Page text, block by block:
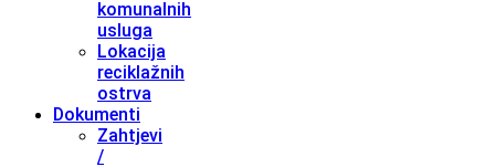
komunalnih
usluga
Lokacija
reciklažnih
ostrva
Dokumenti
Zahtjevi
/